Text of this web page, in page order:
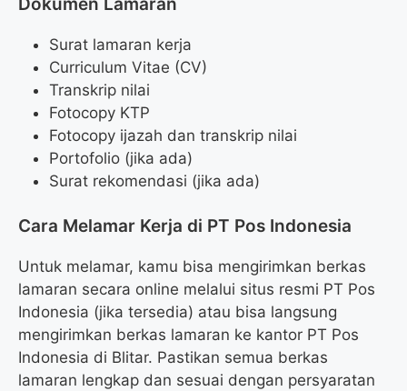
Surat lamaran kerja
Curriculum Vitae (CV)
Transkrip nilai
Fotocopy KTP
Fotocopy ijazah dan transkrip nilai
Portofolio (jika ada)
Surat rekomendasi (jika ada)
Cara Melamar Kerja di PT Pos Indonesia
Untuk melamar, kamu bisa mengirimkan berkas
lamaran secara online melalui situs resmi PT Pos
Indonesia (jika tersedia) atau bisa langsung
mengirimkan berkas lamaran ke kantor PT Pos
Indonesia di Blitar. Pastikan semua berkas
lamaran lengkap dan sesuai dengan persyaratan